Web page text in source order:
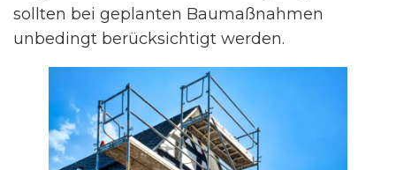
sollten bei geplanten Baumaßnahmen
unbedingt berücksichtigt werden.